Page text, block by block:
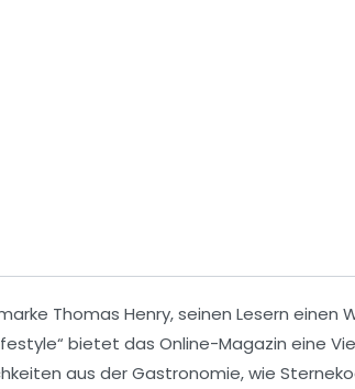
Thomas Henry, seinen Lesern einen
bietet das Online-Magazin eine
aus der Gastronomie, wie